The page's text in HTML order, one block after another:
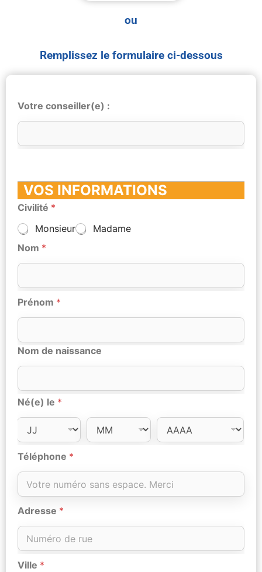
ou
Remplissez le formulaire ci-dessous
Votre conseiller(e) :
VOS INFORMATIONS
Civilité *
Monsieur
Madame
Nom *
Prénom *
Nom de naissance
Né(e) le *
Téléphone *
Adresse *
Ville *